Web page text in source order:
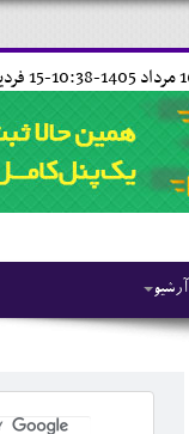
15 فردينه ماه 1538 تبری
آرشیو